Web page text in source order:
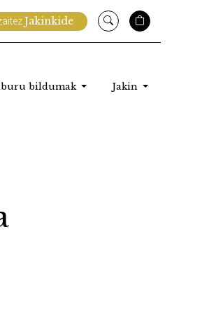
Jakinkide
bildumak Jakin